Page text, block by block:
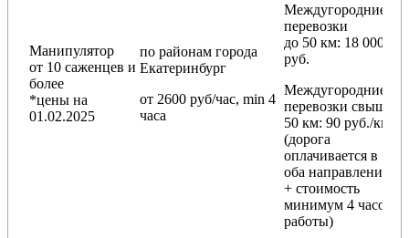
Манипулятор
от 10 саженцев и
более
*цены на
01.02.2025
по районам города
Екатеринбург
от 2600 руб/час, min 4
часа
Междугородние
перевозки
до 50 км: 18 000
руб.
Междугородние
перевозки свыше
50 км: 90 руб./км
(дорога
оплачивается в
оба направления
+ стоимость
минимум 4 часов
работы)